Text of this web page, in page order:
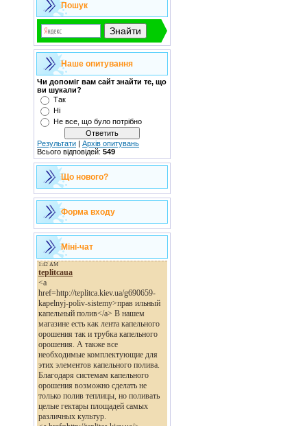
Пошук
Наше опитування
Чи допоміг вам сайт знайти те, що
ви шукали?
Так
Ні
Не все, що було потрібно
Результати | Архів опитувань
Всього відповідей: 549
Що нового?
Форма входу
Міні-чат